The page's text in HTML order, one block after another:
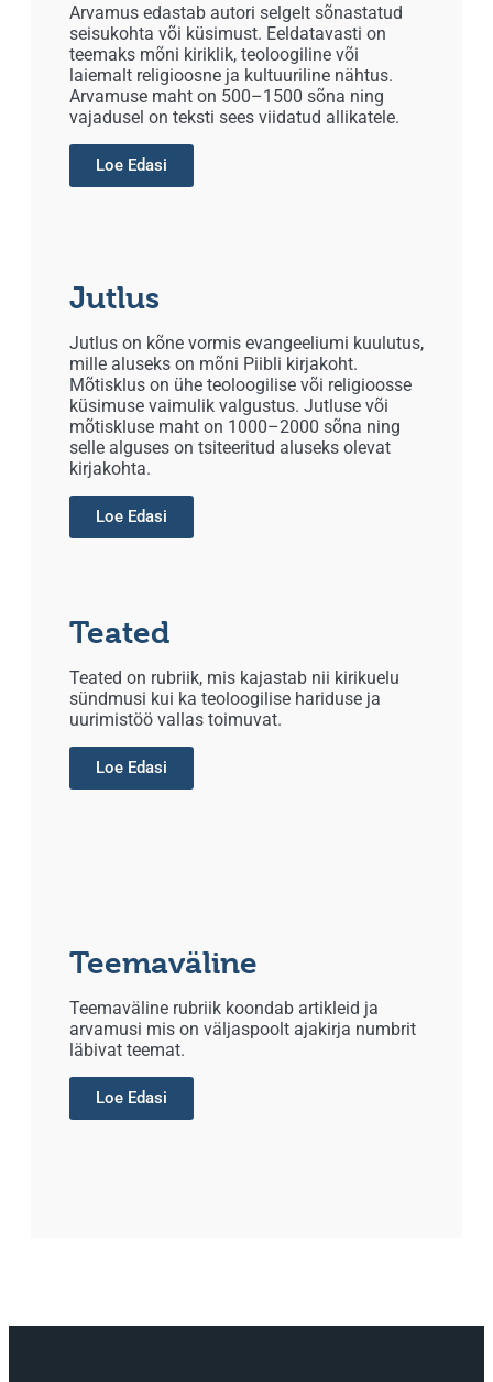
Arvamus edastab autori selgelt sõnastatud
seisukohta või küsimust. Eeldatavasti on
teemaks mõni kiriklik, teoloogiline või
laiemalt religioosne ja kultuuriline nähtus.
Arvamuse maht on 500–1500 sõna ning
vajadusel on teksti sees viidatud allikatele.
Loe Edasi
Jutlus
Jutlus on kõne vormis evangeeliumi kuulutus,
mille aluseks on mõni Piibli kirjakoht.
Mõtisklus on ühe teoloogilise või religioosse
küsimuse vaimulik valgustus. Jutluse või
mõtiskluse maht on 1000–2000 sõna ning
selle alguses on tsiteeritud aluseks olevat
kirjakohta.
Loe Edasi
Teated
Teated on rubriik, mis kajastab nii kirikuelu
sündmusi kui ka teoloogilise hariduse ja
uurimistöö vallas toimuvat.
Loe Edasi
Teemaväline
Teemaväline rubriik koondab artikleid ja
arvamusi mis on väljaspoolt ajakirja numbrit
läbivat teemat.
Loe Edasi